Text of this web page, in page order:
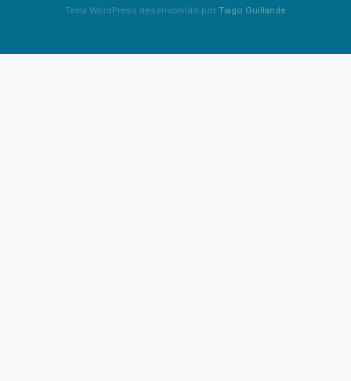
Tema WordPress desenvolvido por Tiago Guillande